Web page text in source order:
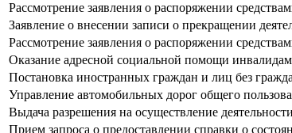
Рассмотрение заявления о распоряжении
Заявление о внесении записи о прекращении
Рассмотрение заявления о распоряжении
Оказание адресной социальной помощи
Постановка иностранных граждан и лиц без
Управление автомобильных дорог общего
Выдача разрешения на осуществление
Прием запроса о предоставлении справки о